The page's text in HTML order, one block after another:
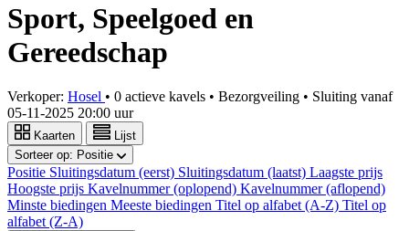
Sport, Speelgoed en
Gereedschap
Verkoper: Hosel • 0 actieve kavels • Bezorgveiling • Sluiting vanaf
05-11-2025 20:00 uur
Kaarten
Lijst
Sorteer op: Positie
Positie Sluitingsdatum (eerst) Sluitingsdatum (laatst) Laagste prijs
Hoogste prijs Kavelnummer (oplopend) Kavelnummer (aflopend)
Minste biedingen Meeste biedingen Titel op alfabet (A-Z) Titel op
alfabet (Z-A)